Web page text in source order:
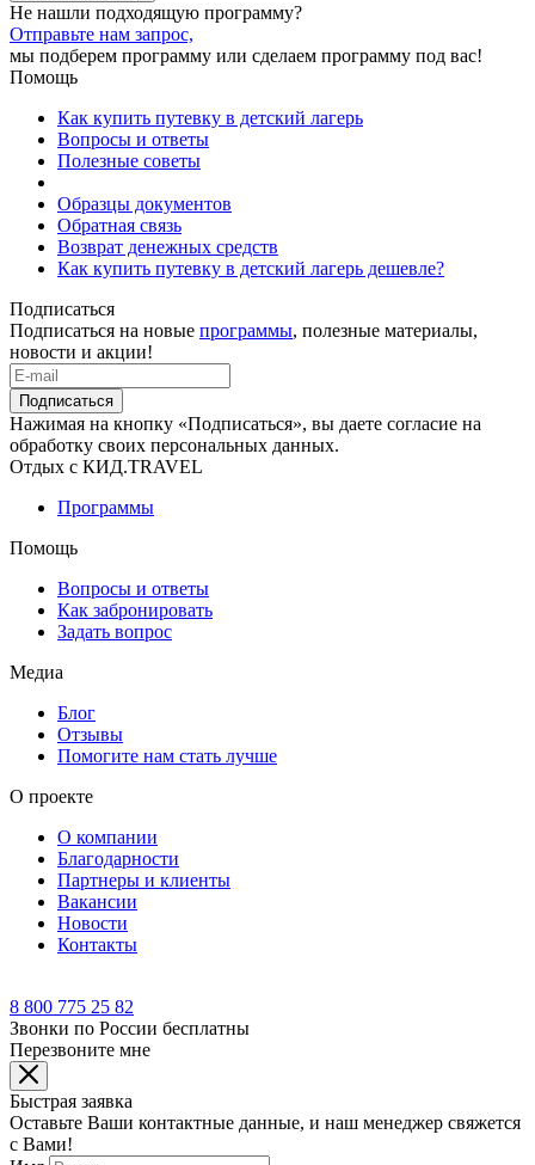
Не нашли подходящую программу?
Отправьте нам запрос,
мы подберем программу или сделаем программу под вас!
Помощь
Как купить путевку в детский лагерь
Вопросы и ответы
Полезные советы
Образцы документов
Обратная связь
Возврат денежных средств
Как купить путевку в детский лагерь дешевле?
Подписаться
Подписаться на новые программы, полезные материалы,
новости и акции!
Подписаться
Нажимая на кнопку «Подписаться», вы даете согласие на
обработку своих персональных данных.
Отдых с КИД.TRAVEL
Программы
Помощь
Вопросы и ответы
Как забронировать
Задать вопрос
Медиа
Блог
Отзывы
Помогите нам стать лучше
О проекте
О компании
Благодарности
Партнеры и клиенты
Вакансии
Новости
Контакты
8 800 775 25 82
Звонки по России бесплатны
Перезвоните мне
Быстрая заявка
Оставьте Ваши контактные данные, и наш менеджер свяжется
с Вами!